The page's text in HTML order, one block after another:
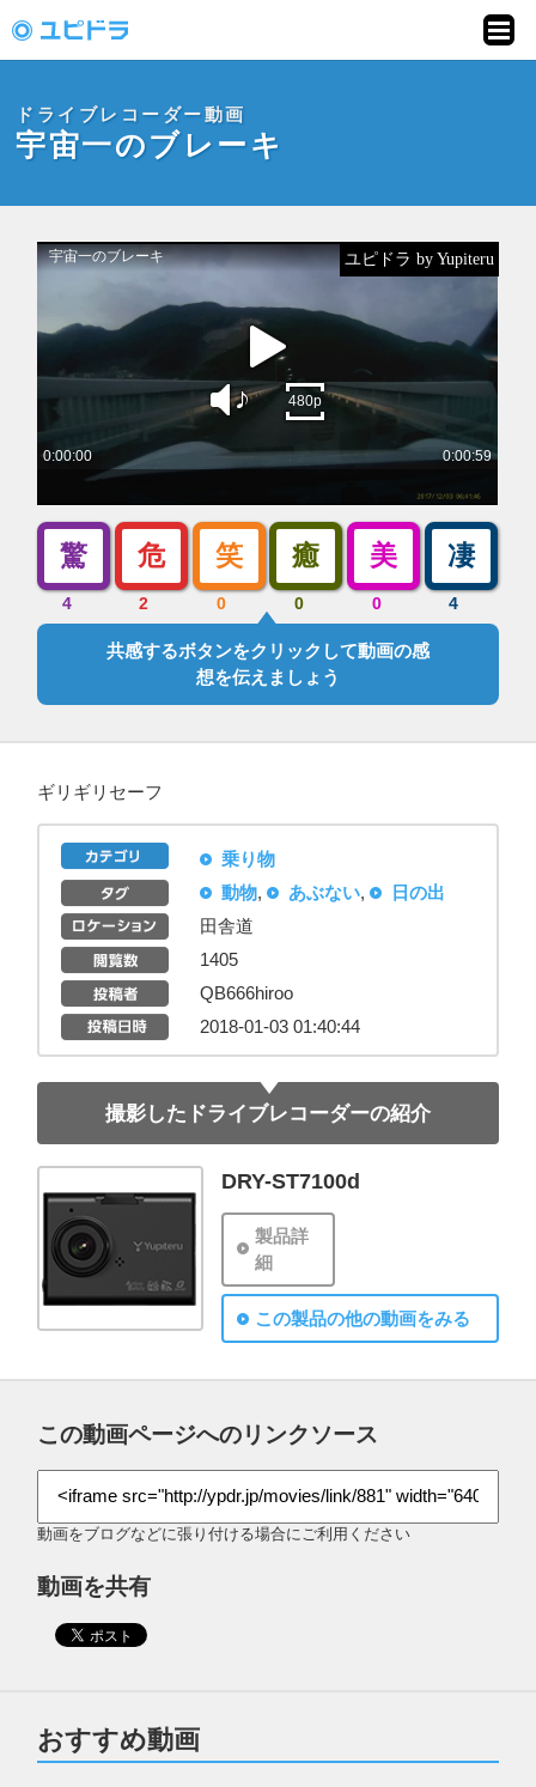
ピドラ」
ドライブレコーダー動画
宇宙一のブレーキ
ユピドラ by Yupiteru
驚
4
危
2
笑
0
癒
0
美
0
凄
4
共感するボタンをクリックして動画の感
想を伝えましょう
ギリギリセーフ
乗り物
動物, あぶない,
日の出
田舎道
1405
QB666hiroo
2018-01-03 01:40:44
撮影したドライブレコーダーの紹介
DRY-ST7100d
製品詳
細
この製品の他の動画をみる
この動画ページへのリンクソース
動画をブログなどに張り付ける場合にご利用ください
動画を共有
おすすめ動画